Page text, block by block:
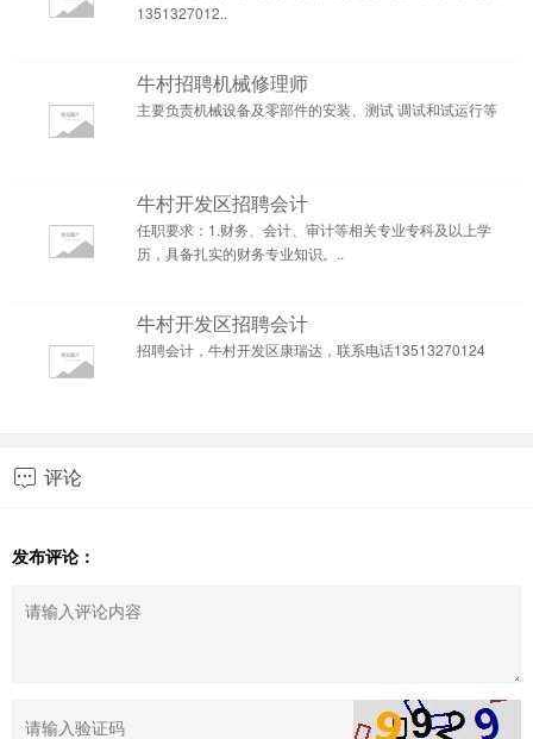
1351327012..
牛村招聘机械修理师
主要负责机械设备及零部件的安装、测试 调试和试运行等
牛村开发区招聘会计
任职要求：1.财务、会计、审计等相关专业专科及以上学
历，具备扎实的财务专业知识。..
牛村开发区招聘会计
招聘会计，牛村开发区康瑞达，联系电话13513270124
 评论
发布评论：